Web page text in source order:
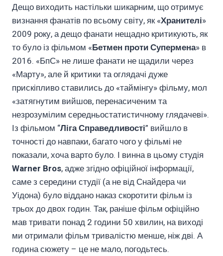
Дещо виходить настільки шикарним, що отримує
визнання фанатів по всьому світу, як «Хранителі»
2009 року, а дещо фанати нещадно критикують, як
то було із фільмом «Бетмен проти Супермена» в
2016. «БпС» не лише фанати не щадили через
«Марту», але й критики та оглядачі дуже
прискіпливо ставились до «таймінгу» фільму, мол
«затягнутим вийшов, перенасиченим та
незрозумілим середньостатистичному глядачеві».
Із фільмом “Ліга Справедливості” вийшло в
точності до навпаки, багато чого у фільмі не
показали, хоча варто було. І винна в цьому студія
Warner Bros, адже згідно офіційної інформації,
саме з середини студії (а не від Снайдера чи
Уідона) було віддано наказ скоротити фільм із
трьох до двох годин. Так, раніше фільм офіційно
мав тривати понад 2 години 50 хвилин, на виході
ми отримали фільм тривалістю менше, ніж дві. А
година сюжету – це не мало, погодьтесь.